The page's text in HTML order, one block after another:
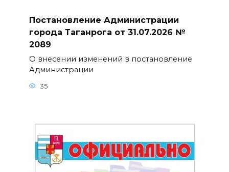
Постановление Администрации
города Таганрога от 31.07.2026 №
2089
О внесении изменений в постановление
Администрации
35